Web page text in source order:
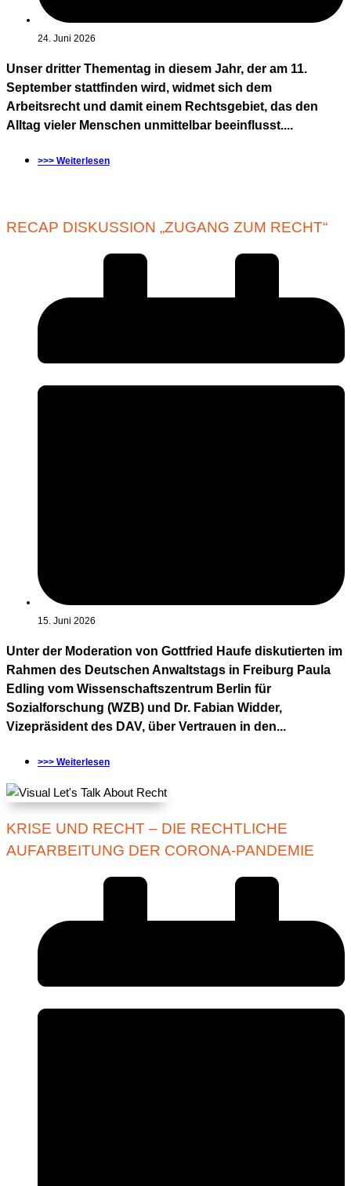
24. Juni 2026
Unser dritter Thementag in diesem Jahr, der am 11.
September stattfinden wird, widmet sich dem
Arbeitsrecht und damit einem Rechtsgebiet, das den
Alltag vieler Menschen unmittelbar beeinflusst....
>>> Weiterlesen
RECAP DISKUSSION „ZUGANG ZUM RECHT“
15. Juni 2026
Unter der Moderation von Gottfried Haufe diskutierten im
Rahmen des Deutschen Anwaltstags in Freiburg Paula
Edling vom Wissenschaftszentrum Berlin für
Sozialforschung (WZB) und Dr. Fabian Widder,
Vizepräsident des DAV, über Vertrauen in den...
>>> Weiterlesen
KRISE UND RECHT – DIE RECHTLICHE
AUFARBEITUNG DER CORONA-PANDEMIE